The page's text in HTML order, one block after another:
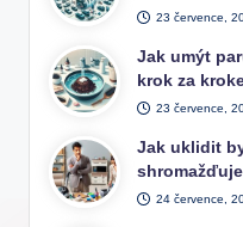
23 července,
Jak umýt
krok za
23 července,
Jak uklidit
24 července,